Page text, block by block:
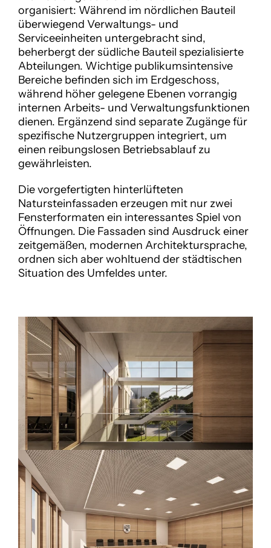
organisiert: Während im nördlichen Bauteil
überwiegend Verwaltungs- und
Serviceeinheiten untergebracht sind,
beherbergt der südliche Bauteil spezialisierte
Abteilungen. Wichtige publikumsintensive
Bereiche befinden sich im Erdgeschoss,
während höher gelegene Ebenen vorrangig
internen Arbeits- und Verwaltungsfunktionen
dienen. Ergänzend sind separate Zugänge für
spezifische Nutzergruppen integriert, um
einen reibungslosen Betriebsablauf zu
gewährleisten.
Die vorgefertigten hinterlüfteten
Natursteinfassaden erzeugen mit nur zwei
Fensterformaten ein interessantes Spiel von
Öffnungen. Die Fassaden sind Ausdruck einer
zeitgemäßen, modernen Architektursprache,
ordnen sich aber wohltuend der städtischen
Situation des Umfeldes unter.